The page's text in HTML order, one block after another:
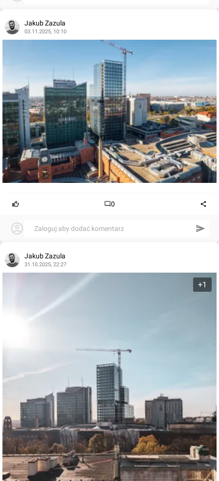
Jakub Zazula
03.11.2025, 10:10
0
Zaloguj aby dodać komentarz
Jakub Zazula
31.10.2025, 22:27
+1